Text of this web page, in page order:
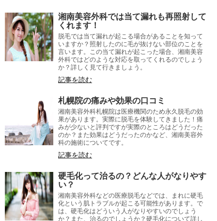
湘南美容外科では当て漏れも再照射して
くれます！
脱毛では当て漏れが起こる場合があることを知って
いますか？照射したのに毛が抜けない部位のことを
言います。この当て漏れが起こった場合、湘南美容
外科ではどのような対応を取ってくれるのでしょう
か？詳しく見て行きましょう。
記事を読む
札幌院の痛みや効果の口コミ
湘南美容外科札幌院は医療機関のため永久脱毛の効
果があります。実際に脱毛を体験してきました！痛
みが少ないと評判ですが実際のところはどうだった
のか？また効果はどうだったのかなど、湘南美容外
科の施術についてです。
記事を読む
硬毛化って治るの？どんな人がなりやす
い？
湘南美容外科などの医療脱毛などでは、まれに硬毛
化という肌トラブルが起こる可能性があります。で
は、硬毛化はどういう人がなりやすいのでしょう
か？また、治るのでしょうか？硬毛化について詳し